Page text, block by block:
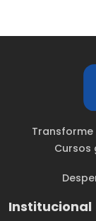
Cursos
Institucional